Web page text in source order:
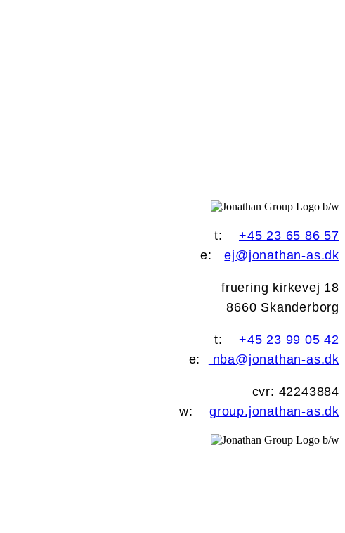
t: +45 23 65 86 57
e:ej@jonathan-as.dk
fruering kirkevej 18
8660 Skanderborg
t: +45 23 99 05 42
e:
nba@jonathan-as.dk
cvr: 42243884
w: group.jonathan-as.dk